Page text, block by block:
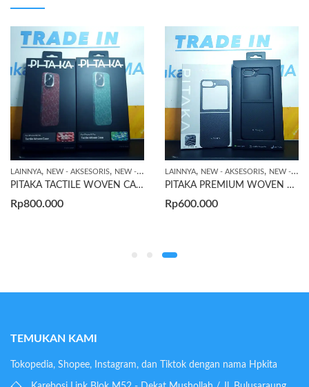
LAINNYA, NEW - AKSESORIS, NEW - LAINNYA
PITAKA TACTILE WOVEN CASE IPHONE 16 PRO (MERAH/HIJAU)
Rp800.000
LAINNYA, NEW - AKSESORIS, NEW - LAINNYA
PITAKA PREMIUM WOVEN CASE SAMSUNG FLIP 6
Rp600.000
TEMUKAN KAMI
Tokopedia, Shopee, Instagram, dan Tiktok dengan nama Hpkita